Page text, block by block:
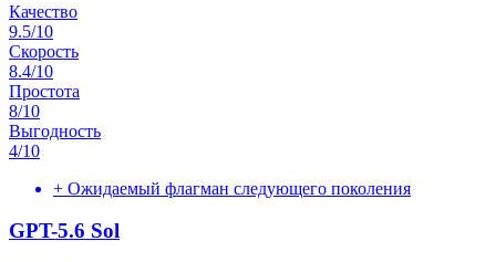
Качество
9.5/10
Скорость
8.4/10
Простота
8/10
Выгодность
4/10
+ Ожидаемый флагман следующего поколения
GPT-5.6 Sol